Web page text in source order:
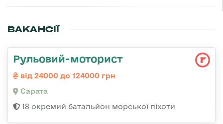
ВАКАНСІЇ
Рульовий-моторист
від 24000 до 124000 грн
Сарата
18 окремий батальйон морської піхоти